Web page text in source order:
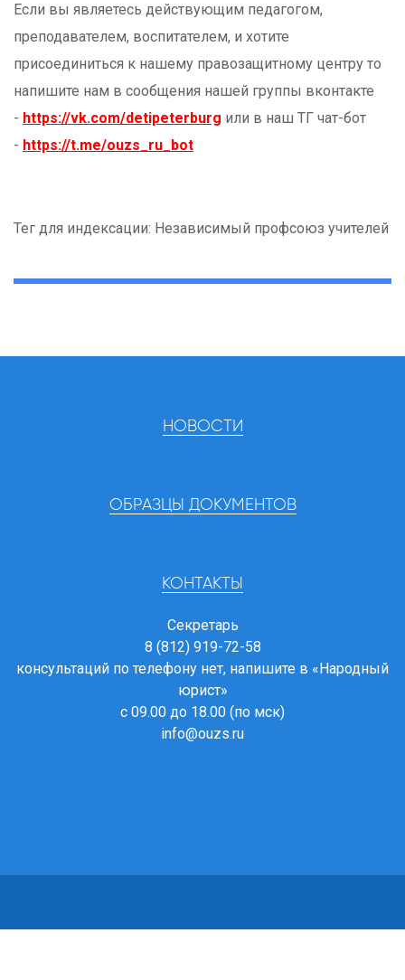
Если вы являетесь действующим педагогом,
преподавателем, воспитателем, и хотите
присоединиться к нашему правозащитному центру то
напишите нам в сообщения нашей группы вконтакте
- https://vk.com/detipeterburg или в наш ТГ чат-бот
- https://t.me/ouzs_ru_bot
Тег для индексации: Независимый профсоюз учителей
НОВОСТИ
ОБРАЗЦЫ ДОКУМЕНТОВ
КОНТАКТЫ
Секретарь
8 (812) 919-72-58
консультаций по телефону нет, напишите в «Народный
юрист»
с 09.00 до 18.00 (по мск)
info@ouzs.ru